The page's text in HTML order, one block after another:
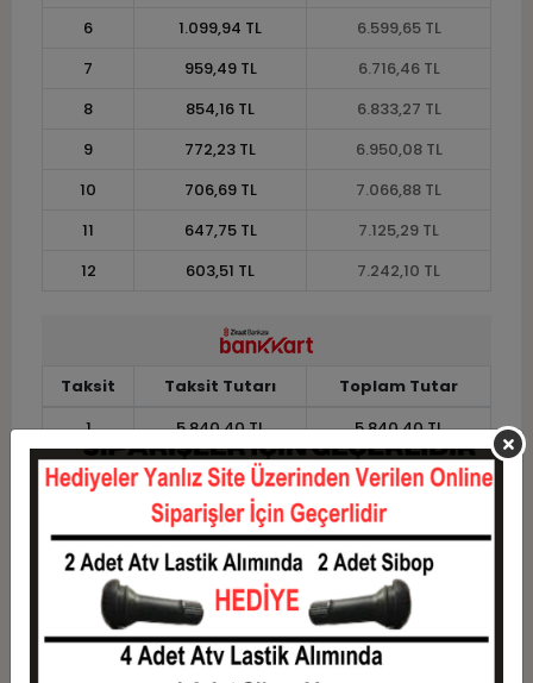
6
1.099,94 TL
6.599,65 TL
7
959,49 TL
6.716,46 TL
8
854,16 TL
6.833,27 TL
9
772,23 TL
6.950,08 TL
10
706,69 TL
7.066,88 TL
11
647,75 TL
7.125,29 TL
12
603,51 TL 7.242,10 TL
Taksit Taksit Tutarı
Toplam Tutar
1
5.840,40 TL
5.840,40 TL
2
2.920,20 TL
5.840,40 TL
2.083,08 TL
6.249,23 TL
4
1.591,51 TL
6.366,04 TL
1.296,57 TL
6.482,84 TL
1.099,94 TL
6.599,65 TL
959,49 TL
6.716,46 TL